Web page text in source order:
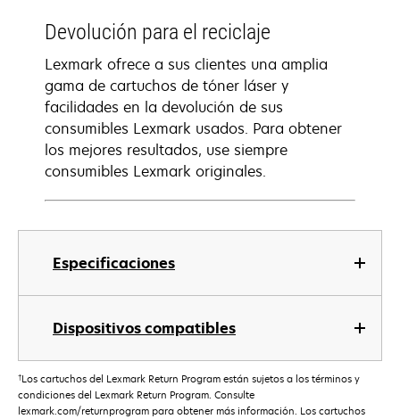
Especificaciones
Dispositivos compatibles
Devolución para el reciclaje
Lexmark ofrece a sus clientes una amplia
gama de cartuchos de tóner láser y
facilidades en la devolución de sus
consumibles Lexmark usados. Para obtener
los mejores resultados, use siempre
consumibles Lexmark originales.
†Los cartuchos del Lexmark Return Program están sujetos a los términos y
condiciones del Lexmark Return Program. Consulte
lexmark.com/returnprogram para obtener más información. Los cartuchos